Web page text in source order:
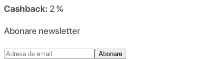
Cashback: 2 %
Abonare newsletter
Abonare